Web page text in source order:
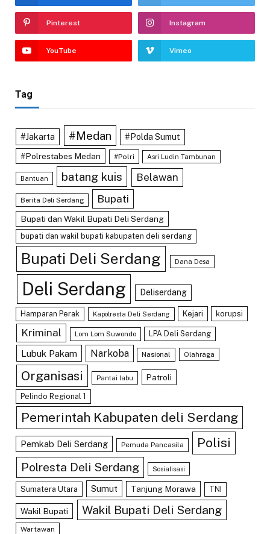
Pinterest Instagram
YouTube Vimeo
Tag
#Jakarta #Medan
#Polda Sumut
#Polrestabes Medan
#Polri Asri Ludin Tambunan
Bantuan batang kuis Belawan
Berita Deli Serdang Bupati
Bupati dan Wakil Bupati Deli Serdang
bupati dan wakil bupati kabupaten deli serdang
Bupati Deli Serdang Dana Desa
Deli Serdang Deliserdang
Hamparan Perak Kapolresta Deli Serdang Kejari korupsi
Kriminal Lom Lom Suwondo LPA Deli Serdang
Lubuk Pakam Narkoba Nasional Olahraga
Organisasi Pantai labu Patroli
Pelindo Regional 1
Pemerintah Kabupaten deli Serdang
Pemkab Deli Serdang Pemuda Pancasila Polisi
Polresta Deli Serdang Sosialisasi
Sumatera Utara Sumut Tanjung Morawa TNI
Wakil Bupati Wakil Bupati Deli Serdang
Wartawan